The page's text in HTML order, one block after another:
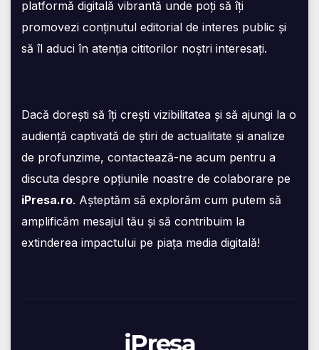
platformă digitală vibrantă unde poți să îți
promovezi conținutul editorial de interes public și
să îl aduci în atenția cititorilor noștri interesați.
Dacă dorești să îți crești vizibilitatea și să ajungi la o
audiență captivată de știri de actualitate și analize
de profunzime, contactează-ne acum pentru a
discuta despre opțiunile noastre de colaborare pe
iPresa.ro. Așteptăm să explorăm cum putem să
amplificăm mesajul tău și să contribuim la
extinderea impactului pe piața media digitală!
iPresa